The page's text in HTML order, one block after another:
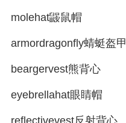
molehat鼹鼠帽
armordragonfly蜻蜓盔甲
beargervest熊背心
eyebrellahat眼睛帽
reflectivevest反射背心